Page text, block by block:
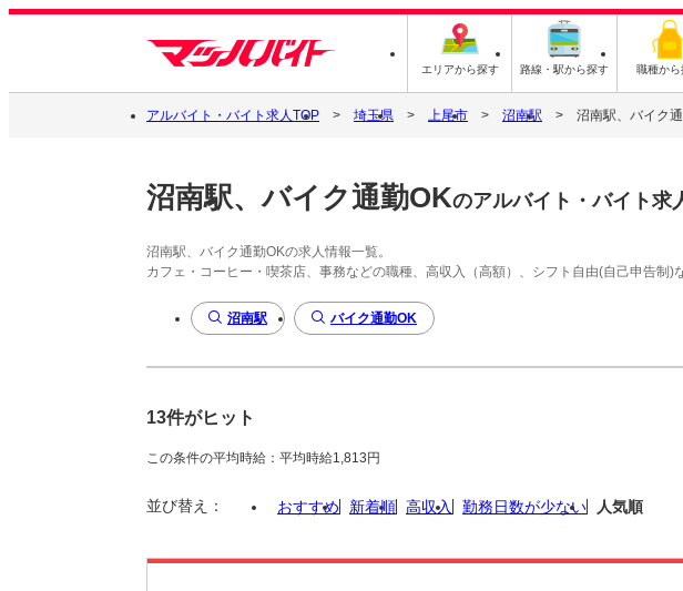
エリアから探す 路線・駅から探す 職種から
アルバイト・バイト求人TOP 埼玉県 上尾市 沼南駅 沼南駅、バイク
沼南駅、バイク通勤OKのアルバイト・バイト求
沼南駅、バイク通勤OKの求人情報一覧。
カフェ・コーヒー・喫茶店、事務などの職種、高収入（高額）、シフト自由(自己申告制)
沼南駅 バイク通勤OK
13件がヒット
この条件の平均時給：平均時給1,813円
並び替え： おすすめ 新着順 高収入 勤務日数が少ない 人気順